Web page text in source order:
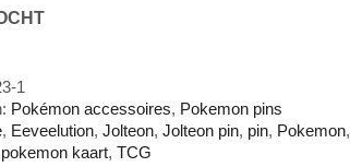
1
Pokémon accessoires, Pokemon pins
, Eeveelution,Jolteon,Jolteon pin, pin, Pokemon,
pokemon kaart,TCG